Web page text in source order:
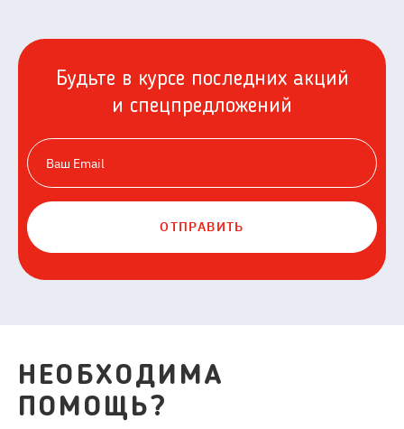
Будьте в курсе последних акций
и спецпредложений
ОТПРАВИТЬ
НЕОБХОДИМА
ПОМОЩЬ?